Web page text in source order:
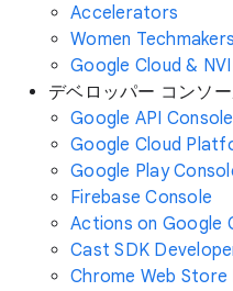
Accelerators
Women Techmakers
Google Cloud &
デベロッパー コンソ
Google API Console
Google Cloud
Google Play
Firebase Console
Actions on Google
Cast SDK
Chrome Web Store